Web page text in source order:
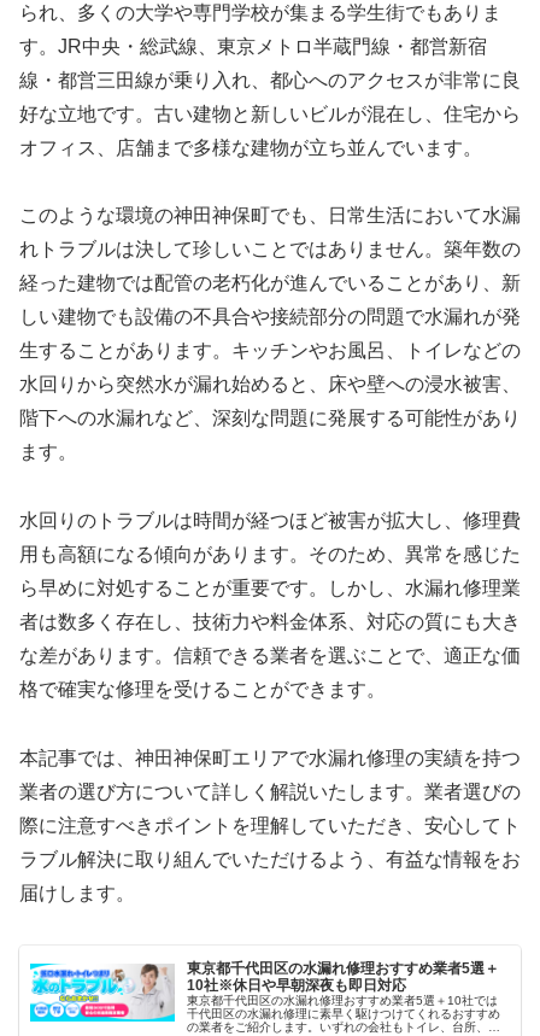
られ、多くの大学や専門学校が集まる学生街でもありま
す。JR中央・総武線、東京メトロ半蔵門線・都営新宿
線・都営三田線が乗り入れ、都心へのアクセスが非常に良
好な立地です。古い建物と新しいビルが混在し、住宅から
オフィス、店舗まで多様な建物が立ち並んでいます。
このような環境の神田神保町でも、日常生活において水漏
れトラブルは決して珍しいことではありません。築年数の
経った建物では配管の老朽化が進んでいることがあり、新
しい建物でも設備の不具合や接続部分の問題で水漏れが発
生することがあります。キッチンやお風呂、トイレなどの
水回りから突然水が漏れ始めると、床や壁への浸水被害、
階下への水漏れなど、深刻な問題に発展する可能性があり
ます。
水回りのトラブルは時間が経つほど被害が拡大し、修理費
用も高額になる傾向があります。そのため、異常を感じた
ら早めに対処することが重要です。しかし、水漏れ修理業
者は数多く存在し、技術力や料金体系、対応の質にも大き
な差があります。信頼できる業者を選ぶことで、適正な価
格で確実な修理を受けることができます。
本記事では、神田神保町エリアで水漏れ修理の実績を持つ
業者の選び方について詳しく解説いたします。業者選びの
際に注意すべきポイントを理解していただき、安心してト
ラブル解決に取り組んでいただけるよう、有益な情報をお
届けします。
東京都千代田区の水漏れ修理おすすめ業者5選＋
10社※休日や早朝深夜も即日対応
東京都千代田区の水漏れ修理おすすめ業者5選＋10社では
千代田区の水漏れ修理に素早く駆けつけてくれるおすすめ
の業者をご紹介します。いずれの会社もトイレ、台所、洗